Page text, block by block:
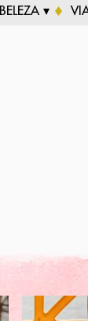
BELEZA ▾